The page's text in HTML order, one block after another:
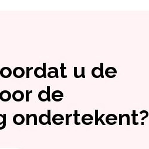
u de
de
ondertekent?